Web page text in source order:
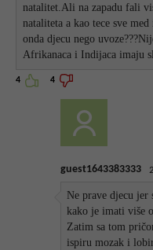
natalitet.Ali na zapadu fali
nataliteta a kao tece sve
onda djecu nego
Afrikanaca i Indijaca imaju
4 4
guest1643383333
Ne prave djecu jer
kako je imati više
Zatim sa tom
ispiru mozak i